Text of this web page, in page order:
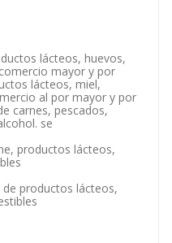
lácteos, huevos,
mayor y por
lácteos, miel,
al por mayor y por
carnes, pescados,
se
productos lácteos,
productos lácteos,